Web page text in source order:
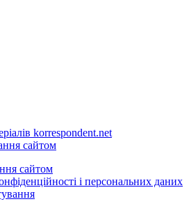
korrespondent.net
сайтом
сайтом
і персональних даних